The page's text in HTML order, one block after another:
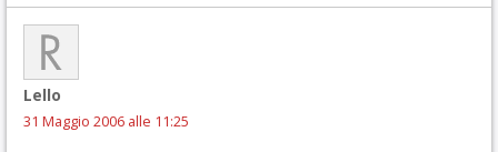
Lello
31 Maggio 2006 alle 11:25